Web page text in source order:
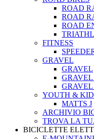
ROAD
ROAD
ROAD
FITNESS
GRAVEL
GRAVEL
GRAVEL
YOUTH &
MATTS J
ARCHIVIO
TROVA LA
BICICLETTE